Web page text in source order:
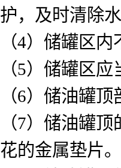
护，及时清除
（4）储罐区
（5）储罐区
（6）储油罐
（7）储油罐
花的金属垫片。